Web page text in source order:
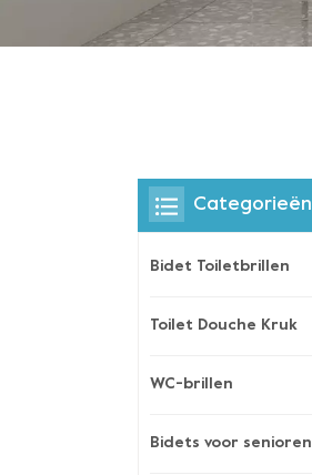
Categorieën
Bidet Toiletbrillen
Toilet Douche Kruk
WC-brillen
Bidets voor senioren